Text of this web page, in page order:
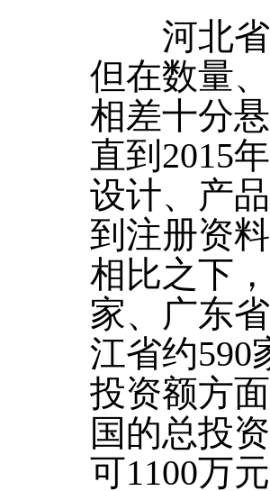
河北省
但在数量
相差十分悬
直到2015
设计、产
到注册资
相比之下
家、广东
江省约590
投资额方
国的总投
可1100万